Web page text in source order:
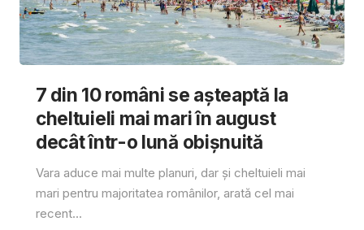
7 din 10 români se așteaptă la
cheltuieli mai mari în august
decât într-o lună obișnuită
Vara aduce mai multe planuri, dar și cheltuieli mai
mari pentru majoritatea românilor, arată cel mai
recent...